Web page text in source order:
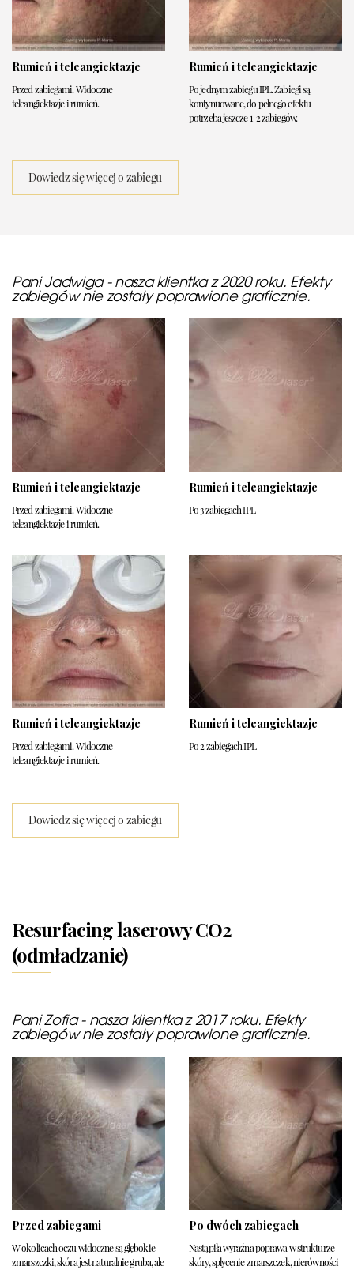
Rumień i teleangiektazje
Przed zabiegami. Widoczne
teleangiektazje i rumień.
Rumień i teleangiektazje
Po jednym zabiegu IPL. Zabiegi są
kontynuowane, do pełnego efektu
potrzeba jeszcze 1-2 zabiegów.
Dowiedz się więcej o zabiegu
Pani Jadwiga - nasza klientka z 2020 roku. Efekty
zabiegów nie zostały poprawione graficznie.
Rumień i teleangiektazje
Przed zabiegami. Widoczne
teleangiektazje i rumień.
Rumień i teleangiektazje
Po 3 zabiegach IPL
Rumień i teleangiektazje
Przed zabiegami. Widoczne
teleangiektazje i rumień.
Rumień i teleangiektazje
Po 2 zabiegach IPL
Dowiedz się więcej o zabiegu
Resurfacing laserowy CO2
(odmładzanie)
Pani Zofia - nasza klientka z 2017 roku. Efekty
zabiegów nie zostały poprawione graficznie.
Przed zabiegami
W okolicach oczu widoczne są głębokie
zmarszczki, skóra jest naturalnie gruba, ale
Po dwóch zabiegach
Nastąpiła wyraźna poprawa w strukturze
skóry, spłycenie zmarszczek, nierówności